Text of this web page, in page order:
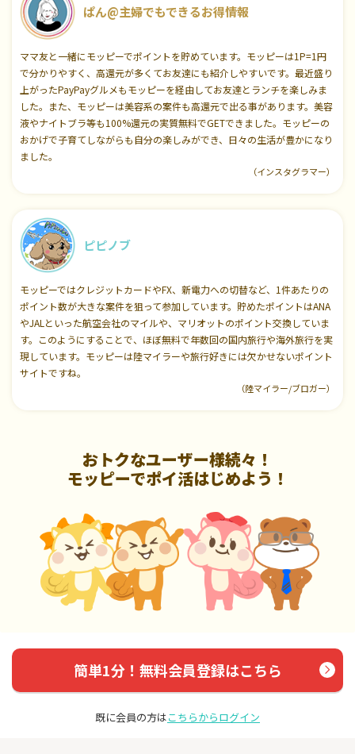
ぱん@主婦でもできるお得情報
ママ友と一緒にモッピーでポイントを貯めています。モッピーは1P=1円
で分かりやすく、高還元が多くてお友達にも紹介しやすいです。最近盛り
上がったPayPayグルメもモッピーを経由してお友達とランチを楽しみま
した。また、モッピーは美容系の案件も高還元で出る事があります。美容
液やナイトブラ等も100%還元の実質無料でGETできました。モッピーの
おかげで子育てしながらも自分の楽しみができ、日々の生活が豊かになり
ました。
（インスタグラマー）
ピピノブ
モッピーではクレジットカードやFX、新電力への切替など、1件あたりの
ポイント数が大きな案件を狙って参加しています。貯めたポイントはANA
やJALといった航空会社のマイルや、マリオットのポイント交換していま
す。このようにすることで、ほぼ無料で年数回の国内旅行や海外旅行を実
現しています。モッピーは陸マイラーや旅行好きには欠かせないポイント
サイトですね。
（陸マイラー/ブロガー）
おトクなユーザー様続々！
モッピーでポイ活はじめよう！
簡単1分！無料会員登録はこちら
既に会員の方はこちらからログイン